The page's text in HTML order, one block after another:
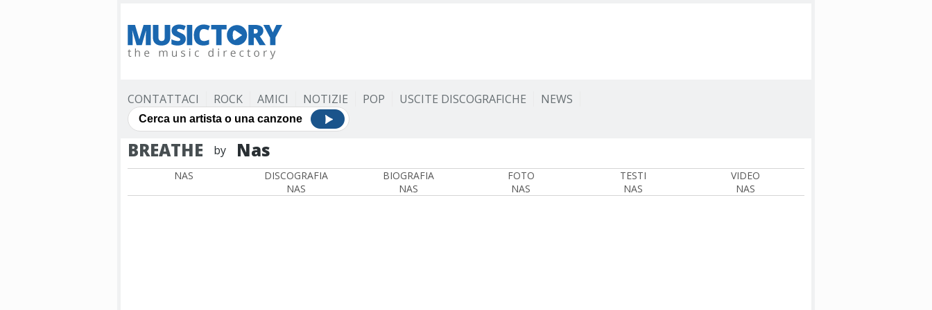
CONTATTACI ROCK AMICI NOTIZIE POP USCITE DISCOGRAFICHE NEWS
BREATHE by Nas
NAS
DISCOGRAFIA
NAS
BIOGRAFIA
NAS
FOTO
NAS
TESTI
NAS
VIDEO
NAS